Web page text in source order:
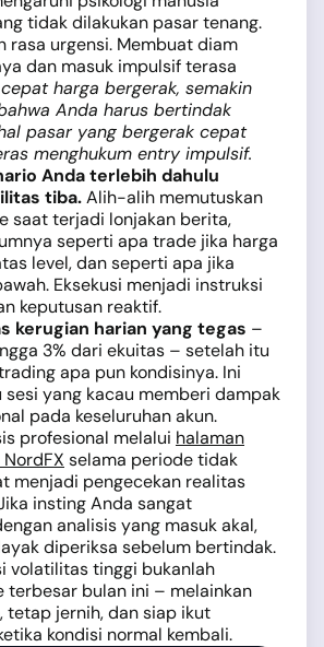
tidak dilakukan pasar tenang.
rasa urgensi. Membuat diam
dan masuk impulsif terasa
harga bergerak, semakin
Anda harus bertindak
pasar yang bergerak cepat
menghukum entry impulsif.
Anda terlebih dahulu
tiba.Alih-alih memutuskan
saat terjadi lonjakan berita,
seperti apa trade jika harga
level, dan seperti apa jika
Eksekusi menjadi instruksi
keputusan reaktif.
kerugian harian yang tegas –
3% dari ekuitas – setelah itu
apa pun kondisinya. Ini
sesi yang kacau memberi dampak
pada keseluruhan akun.
profesional melalui halaman
selama periode tidak
menjadi pengecekan realitas
insting Anda sangat
analisis yang masuk akal,
diperiksa sebelum bertindak.
volatilitas tinggi bukanlah
terbesar bulan ini – melainkan
tetap jernih, dan siap ikut
kondisi normal kembali.